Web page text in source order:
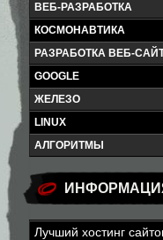
ВЕБ-РАЗРАБОТКА
КОСМОНАВТИКА
РАЗРАБОТКА ВЕБ-
GOOGLE
ЖЕЛЕЗО
LINUX
АЛГОРИТМЫ
Лучший хостинг